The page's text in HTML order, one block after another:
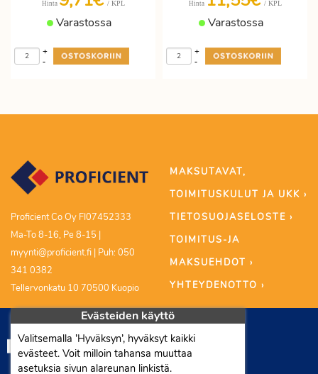
Hinta / KPL
Varastossa
-
+
Hinta / KPL
Varastossa
-
+
Proficient Co Oy FI07452333
Ma-To 8-16, Pe 8-15 |
myynti@proficient.fi | Puh: 050
341 0382
Tellervonkatu 10 70500 Kuopio
MAKSUTAVAT,
TOIMITUSKULUT JA UKK ›
TIETOSUOJASELOSTE ›
TOIMITUS-JA
MAKSUEHDOT ›
YHTEYDENOTTO ›
Evästeiden käyttö
Valitsemalla ’Hyväksyn’, hyväksyt kaikki
evästeet. Voit milloin tahansa muuttaa
asetuksia sivun alareunan linkistä.